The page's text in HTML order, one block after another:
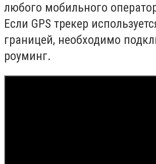
любого мобильного
Если GPS трекер
границей, необходимо
роуминг.